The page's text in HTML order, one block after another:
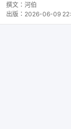
撰文： 河伯
出版： 2026-06-09